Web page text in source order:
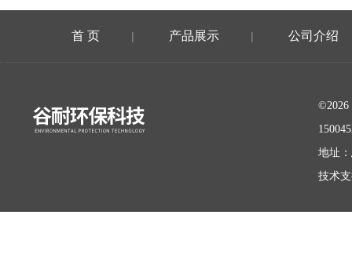
首 页 | 产品展示 | 公司介绍
©2026
地址
技术